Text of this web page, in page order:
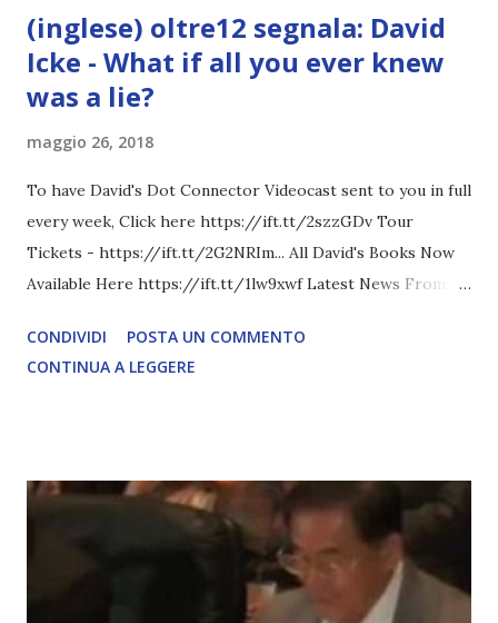
(inglese) oltre12 segnala: David
Icke - What if all you ever knew
was a lie?
maggio 26, 2018
To have David's Dot Connector Videocast sent to you in full
every week, Click here https://ift.tt/2szzGDv Tour
Tickets - https://ift.tt/2G2NRIm... All David's Books Now
Available Here https://ift.tt/1lw9xwf Latest News From
COMPLETO - fonte
CONDIVIDI
POSTA UN COMMENTO
CONTINUA A LEGGERE